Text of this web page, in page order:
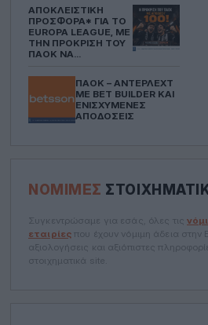
ΑΠΟΚΛΕΙΣΤΙΚΉ
ΠΡΟΣΦΟΡΆ* ΓΙΑ ΤΟ
EUROPA LEAGUE, ΜΕ
ΤΗΝ ΠΡΌΚΡΙΣΗ ΤΟΥ
ΠΑΟΚ ΝΑ
100!
ΠΑΟΚ – ΆΝΤΕΡΛΕΧΤ
ΜΕ BET BUILDER ΚΑΙ
ΕΝΙΣΧΥΜΈΝΕΣ
ΑΠΟΔΌΣΕΙΣ
ΝΌΜΙΜΕΣ
Συγκεντρώσαμε για εσάς, όλες τις
εταιρίες που έχουν νόμιμη άδεια
αξιολογήσεις και αξιόπιστες
στοιχηματικά site.